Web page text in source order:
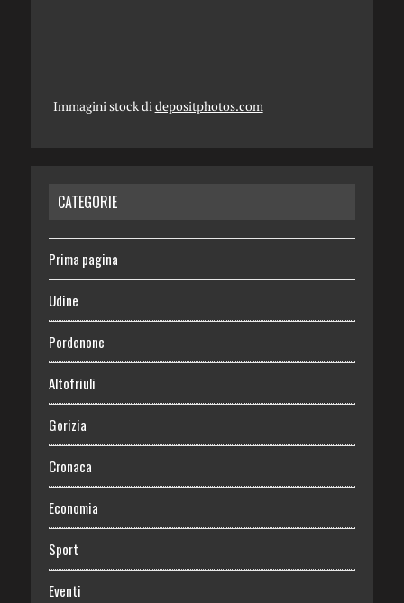
Immagini stock didepositphotos.com
CATEGORIE
Prima pagina
Udine
Pordenone
Altofriuli
Gorizia
Cronaca
Economia
Sport
Eventi